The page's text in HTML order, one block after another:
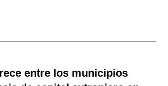
entre los municipios